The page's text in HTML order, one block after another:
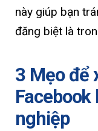
này giúp bạn
đăng biệt là
3 Mẹo để
Facebook
nghiệp